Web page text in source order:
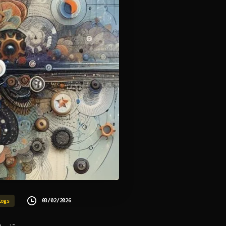
03/02/2026